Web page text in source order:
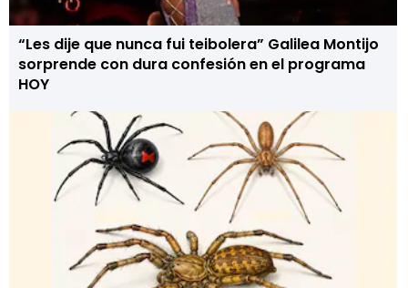
“Les dije que nunca fui teibolera” Galilea Montijo
sorprende con dura confesión en el programa
HOY